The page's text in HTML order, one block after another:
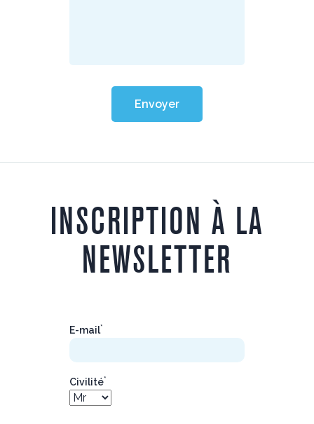
Envoyer
INSCRIPTION À LA
NEWSLETTER
E-mail*
Civilité*